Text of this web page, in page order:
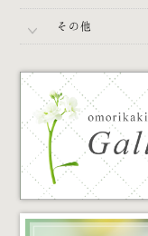
その他